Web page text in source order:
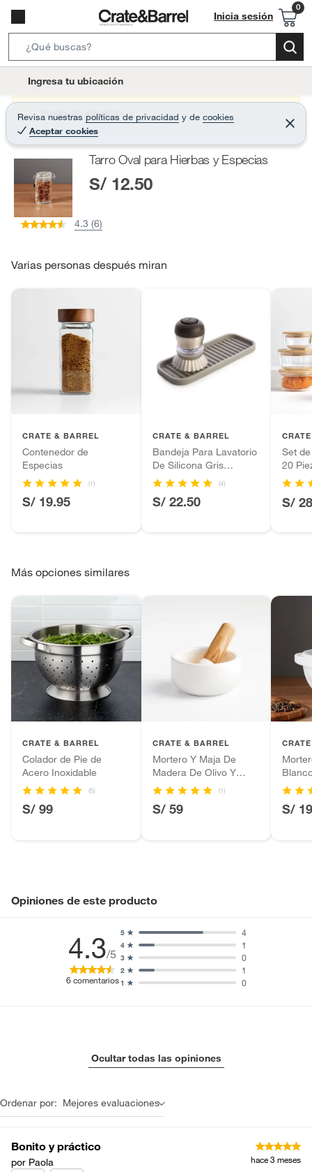
Inicia sesión
e
r
c
B
t
o
Ingresa tu ubicación
Revisa nuestras políticas de privacidad y de cookies
Aceptar cookies
C
e
r
Producto sin stock :(
Tarro Oval para Hierbas y Especias
S/ 12.50
4.3 (6)
Varias personas después miran
CRATE & BARREL
Contenedor de
Especias
(1)
S/ 19.95
CRATE & BARREL
Bandeja Para Lavatorio
De Silicona Gris
Interdesign
(4)
S/ 22.50
Set
20
Tapa
S/
Más opciones similares
CRATE & BARREL
Colador de Pie de
Acero Inoxidable
(5)
S/ 99
CRATE & BARREL
Mortero Y Maja De
Madera De Olivo Y
Cerámica
(1)
S/ 59 S/
Opiniones de este producto
4.3/5
6 comentarios1 0
2 1
3 0
4 1
5 4
Ocultar todas las opiniones
Ordenar por: Mejores evaluaciones
Bonito y práctico
por Paola hace 3 meses